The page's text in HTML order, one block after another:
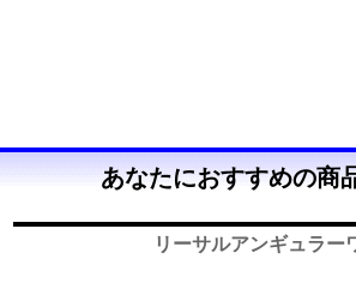
あなたにおすすめの商
リーサルアンギュラー